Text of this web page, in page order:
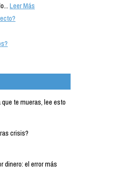
Leer Más
te mueras, lee esto
crisis?
dinero: el error más